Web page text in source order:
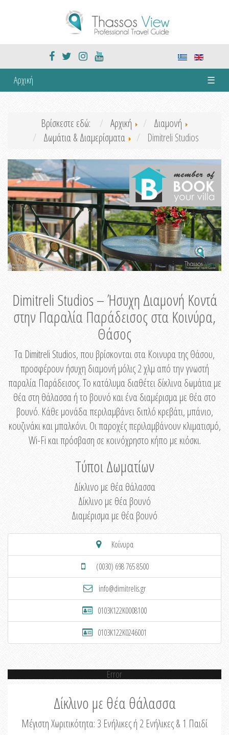
Αρχική ☰
Βρίσκεστε εδώ: Αρχική
Διαμονή
Δωμάτια & Διαμερίσματα
Dimitreli Studios
Dimitreli Studios – Ήσυχη Διαμονή Κοντά
στην Παραλία Παράδεισος στα Κοινύρα,
Θάσος
Τα Dimitreli Studios, που βρίσκονται στα Κοινυρα της Θάσου,
προσφέρουν ήσυχη διαμονή μόλις 2 χλμ από την γνωστή
παραλία Παράδεισος. Το κατάλυμα διαθέτει δίκλινα δωμάτια με
θέα στη θάλασσα ή το βουνό και ένα διαμέρισμα με θέα στο
βουνό. Κάθε μονάδα περιλαμβάνει διπλό κρεβάτι, μπάνιο,
κουζινάκι και μπαλκόνι. Οι παροχές περιλαμβάνουν κλιματισμό,
Wi-Fi και πρόσβαση σε κοινόχρηστο κήπο με κιόσκι.
Τύποι Δωματίων
Δίκλινο με θέα θάλασσα
Δίκλινο με θέα βουνό
Διαμέρισμα με θέα βουνό
Κοίνυρα
(0030) 698 765 8500
info@dimitrelis.gr
0103K122K0008100
0103K122K0246001
Error
Δίκλινο με θέα θάλασσα
Μέγιστη Χωριτικότητα: 3 Ενήλικες ή 2 Ενήλικες & 1 Παιδί